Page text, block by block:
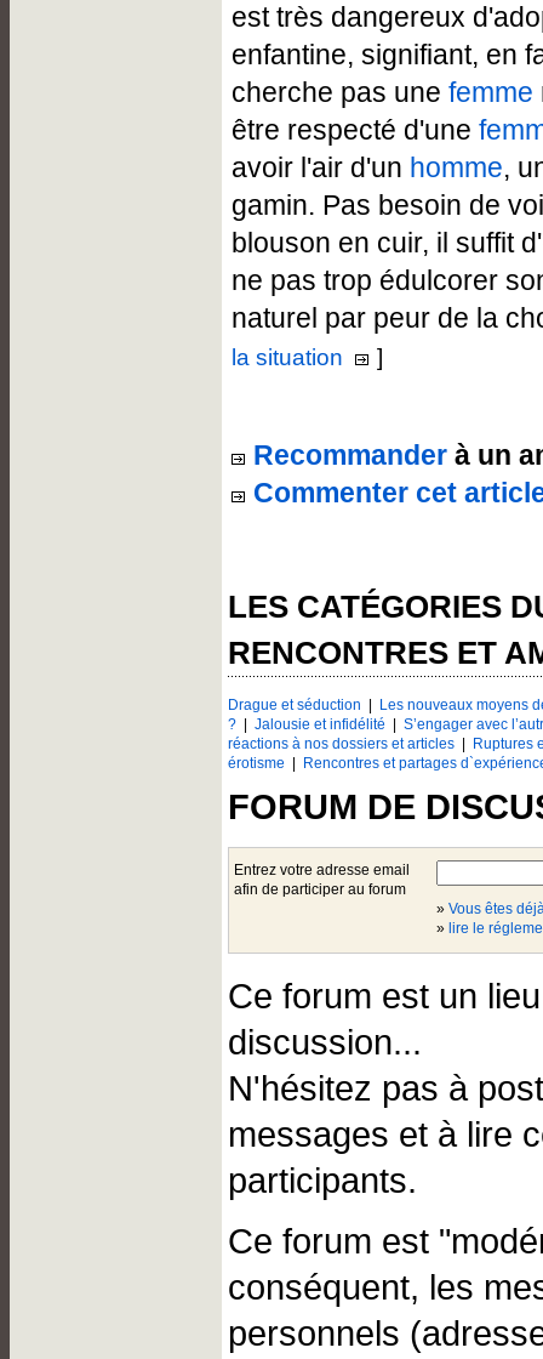
est très dangereux
enfantine, signifiant, en
cherche pas une femme
être respecté d'une
avoir l'air d'un homme,
gamin. Pas besoin de
blouson en cuir, il suffit
ne pas trop édulcorer
naturel par peur de la
la situation ]
Recommander à un
Commenter cet
LES CATÉGORIES
RENCONTRES ET
Drague et séduction
Les nouveaux moyens
?
Jalousie et infidélité
S’engager avec
réactions à nos dossiers et articles
Ruptures
érotisme
Rencontres et partages
FORUM DE
Entrez votre adresse email
afin de participer au forum
» Vous êtes
» lire le
Ce forum est un
discussion...
N'hésitez pas à
messages et à lire
participants.
Ce forum est
conséquent, les
personnels